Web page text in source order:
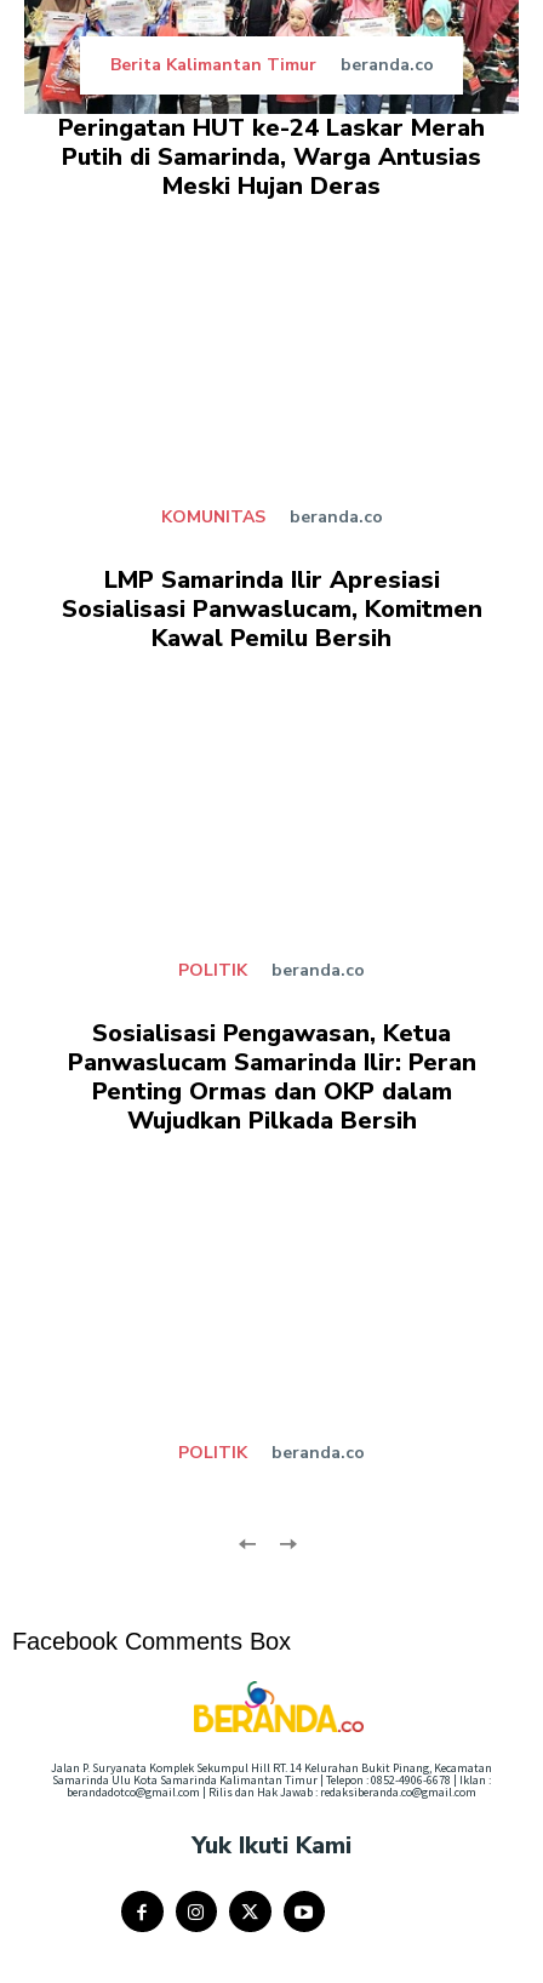
Berita Kalimantan Timur beranda.co
Peringatan HUT ke-24 Laskar Merah
Putih di Samarinda, Warga Antusias
Meski Hujan Deras
KOMUNITAS beranda.co
LMP Samarinda Ilir Apresiasi
Sosialisasi Panwaslucam, Komitmen
Kawal Pemilu Bersih
POLITIK beranda.co
Sosialisasi Pengawasan, Ketua
Panwaslucam Samarinda Ilir: Peran
Penting Ormas dan OKP dalam
Wujudkan Pilkada Bersih
POLITIK beranda.co
Facebook Comments Box
Jalan P. Suryanata Komplek Sekumpul Hill RT. 14 Kelurahan Bukit Pinang, Kecamatan
Samarinda Ulu Kota Samarinda Kalimantan Timur | Telepon : 0852-4906-6678 | Iklan :
berandadotco@gmail.com | Rilis dan Hak Jawab : redaksiberanda.co@gmail.com
Yuk Ikuti Kami